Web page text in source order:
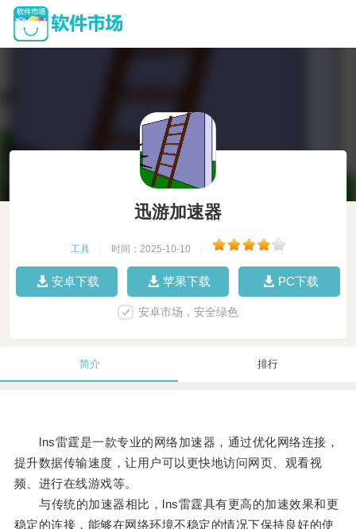
迅游加速器
工具 时间：2025-10-10
安卓下载 苹果下载 PC下载
安卓市场，安全绿色
简介 排行
lns雷霆是一款专业的网络加速器，通过优化网络连接，
提升数据传输速度，让用户可以更快地访问网页、观看视
频、进行在线游戏等。
与传统的加速器相比，lns雷霆具有更高的加速效果和更
稳定的连接，能够在网络环境不稳定的情况下保持良好的使